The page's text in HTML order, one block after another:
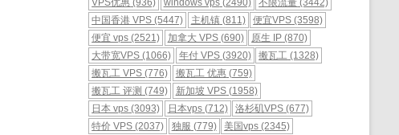
中国香港 VPS (5447) 主机镇(811) 便宜VPS (3598)
便宜 vps (2521) 加拿大 VPS(690) 原生 IP (870)
大带宽VPS (1066) 年付 VPS(3920) 搬瓦工 (1328)
搬瓦工 VPS (776) 搬瓦工 优惠(759)
搬瓦工 评测 (749) 新加坡 VPS(1958)
日本 vps (3093) 日本vps(712) 洛杉矶VPS (677)
特价 VPS (2037) 独服 (779) 美国vps (2345)